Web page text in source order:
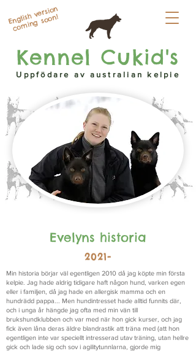
Kennel Cukid's
Uppfödare av australian kelpie
English version
coming soon!
Evelyns historia
2021-
Min historia börjar väl egentligen 2010 då jag köpte min första
kelpie. Jag hade aldrig tidigare haft någon hund, varken egen
eller i familjen, då jag hade en allergisk mamma och en
hundrädd pappa... Men hundintresset hade alltid funnits där,
och i unga år hängde jag ofta med min vän till
brukshundklubben och var med när hon gick kurser, och jag
fick även låna deras äldre blandrastik att träna med (att hon
egentligen inte var speciellt intresserad utav träning, utan hellre
gick och lade sig och sov i agilitytunnlarna, gjorde mig